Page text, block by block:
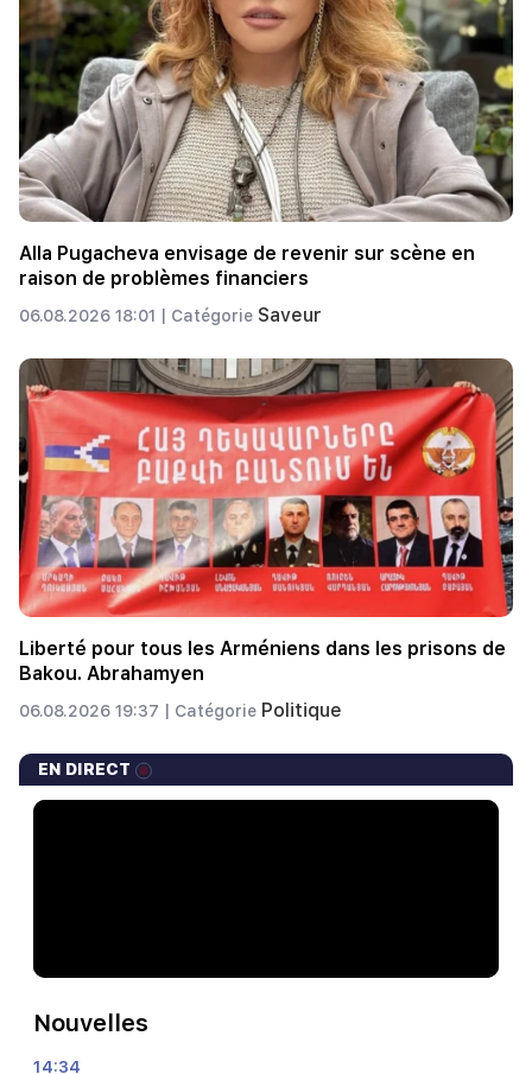
Alla Pugacheva envisage de revenir sur scène en
raison de problèmes financiers
06.08.2026 18:01 | Catégorie Saveur
Liberté pour tous les Arméniens dans les prisons de
Bakou. Abrahamyen
06.08.2026 19:37 | Catégorie Politique
EN DIRECT
Nouvelles
14:34